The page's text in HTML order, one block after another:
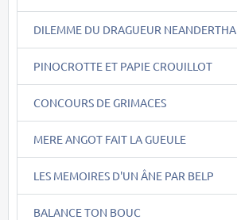
DILEMME DU DRAGUEUR NEANDERTHA
PINOCROTTE ET PAPIE CROUILLOT
CONCOURS DE GRIMACES
MERE ANGOT FAIT LA GUEULE
LES MEMOIRES D'UN ÂNE PAR BELP
BALANCE TON BOUC